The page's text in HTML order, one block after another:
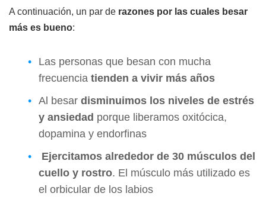
A continuación, un par de razones por las cuales besar
más es bueno:
Las personas que besan con mucha
frecuencia tienden a vivir más años
Al besar disminuimos los niveles de estrés
y ansiedad porque liberamos oxitócica,
dopamina y endorfinas
Ejercitamos alrededor de 30 músculos del
cuello y rostro. El músculo más utilizado es
el orbicular de los labios